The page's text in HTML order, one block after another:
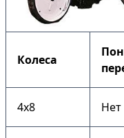
Колеса
4х8 Нет